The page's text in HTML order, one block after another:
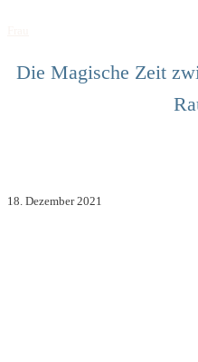
Die Magische Zeit
18. Dezember 2021